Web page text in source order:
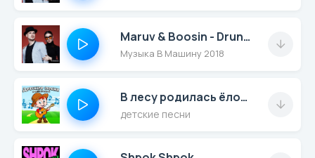
Maruv & Boosin - Drunk Groove (Kolya Funk & Mephisto Radio Mix)
Музыка В Машину 2018
В лесу родилась ёлочка
детские песни